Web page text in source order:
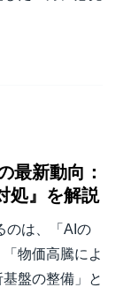
最新動向：
処』を解説
のは、「AIの
物価高騰によ
盤の整備」と